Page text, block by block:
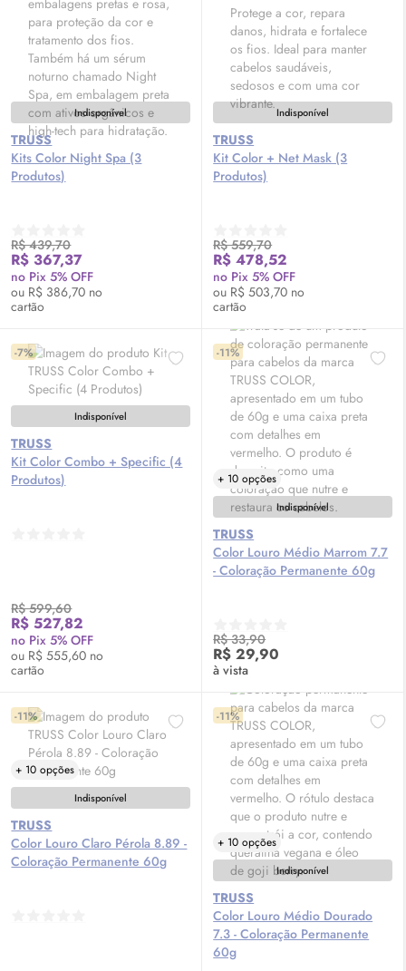
Indisponível
TRUSS
Kits Color Night Spa (3
Produtos)
R$ 439,70
R$ 367,37
no Pix 5% OFF
ou R$ 386,70 no
cartão
Indisponível
TRUSS
Kit Color + Net Mask (3
Produtos)
R$ 559,70
R$ 478,52
no Pix 5% OFF
ou R$ 503,70 no
cartão
-7%
Indisponível
TRUSS
Kit Color Combo + Specific (4
Produtos)
R$ 599,60
R$ 527,82
no Pix 5% OFF
ou R$ 555,60 no
cartão
-11%
+ 10 opções
Indisponível
TRUSS
Color Louro Médio Marrom 7.7
- Coloração Permanente 60g
R$ 33,90
R$ 29,90
à vista
-11%
+ 10 opções
Indisponível
TRUSS
Color Louro Claro Pérola 8.89 -
Coloração Permanente 60g
-11%
+ 10 opções
Indisponível
TRUSS
Color Louro Médio Dourado
7.3 - Coloração Permanente
60g